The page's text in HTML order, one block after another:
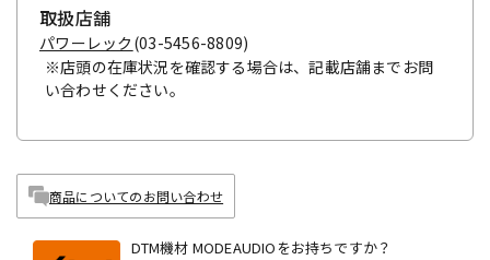
取扱店舗
パワーレック (03-5456-8809)
※店頭の在庫状況を確認する場合は、記載店舗までお問
い合わせください。
商品についてのお問い合わせ
DTM機材 MODEAUDIOをお持ちですか？